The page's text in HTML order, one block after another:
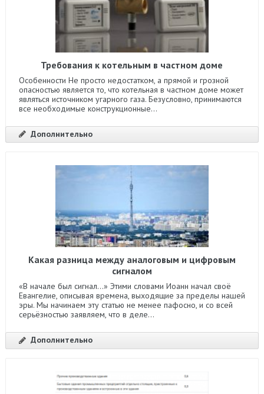
Требования к котельным в частном доме
Особенности Не просто недостатком, а прямой и грозной
опасностью является то, что котельная в частном доме может
являться источником угарного газа. Безусловно, принимаются
все необходимые конструкционные...
Дополнительно
Какая разница между аналоговым и цифровым
сигналом
«В начале был сигнал…» Этими словами Иоанн начал своё
Евангелие, описывая времена, выходящие за пределы нашей
эры. Мы начинаем эту статью не менее пафосно, и со всей
серьёзностью заявляем, что в деле...
Дополнительно